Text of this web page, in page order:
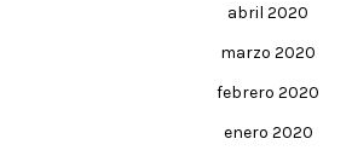
abril 2020
marzo 2020
febrero 2020
enero 2020